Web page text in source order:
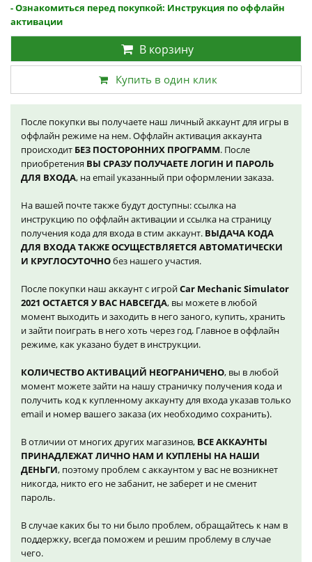
- Ознакомиться перед покупкой: Инструкция по оффлайн
активации
В корзину
Купить в один клик
После покупки вы получаете наш личный аккаунт для игры в
оффлайн режиме на нем. Оффлайн активация аккаунта
происходит БЕЗ ПОСТОРОННИХ ПРОГРАММ. После
приобретения ВЫ СРАЗУ ПОЛУЧАЕТЕ ЛОГИН И ПАРОЛЬ
ДЛЯ ВХОДА, на email указанный при оформлении заказа.
На вашей почте также будут доступны: ссылка на
инструкцию по оффлайн активации и ссылка на страницу
получения кода для входа в стим аккаунт. ВЫДАЧА КОДА
ДЛЯ ВХОДА ТАКЖЕ ОСУЩЕСТВЛЯЕТСЯ АВТОМАТИЧЕСКИ
И КРУГЛОСУТОЧНОбез нашего участия.
После покупки наш аккаунт с игройCar Mechanic Simulator
2021 ОСТАЕТСЯ У ВАС НАВСЕГДА, вы можете в любой
момент выходить и заходить в него заного, купить, хранить
и зайти поиграть в него хоть через год. Главное в оффлайн
режиме, как указано будет в инструкции.
КОЛИЧЕСТВО АКТИВАЦИЙ НЕОГРАНИЧЕНО, вы в любой
момент можете зайти на нашу страничку получения кода и
получить код к купленному аккаунту для входа указав только
email и номер вашего заказа (их необходимо сохранить).
В отличии от многих других магазинов, ВСЕ АККАУНТЫ
ПРИНАДЛЕЖАТ ЛИЧНО НАМ И КУПЛЕНЫ НА НАШИ
ДЕНЬГИ, поэтому проблем с аккаунтом у вас не возникнет
никогда, никто его не забанит, не заберет и не сменит
пароль.
В случае каких бы то ни было проблем, обращайтесь к нам в
поддержку, всегда поможем и решим проблему в случае
чего.